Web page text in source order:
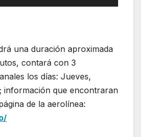
una duración aproximada
contará con 3
los días: Jueves,
información que encontraran
de la aerolínea: